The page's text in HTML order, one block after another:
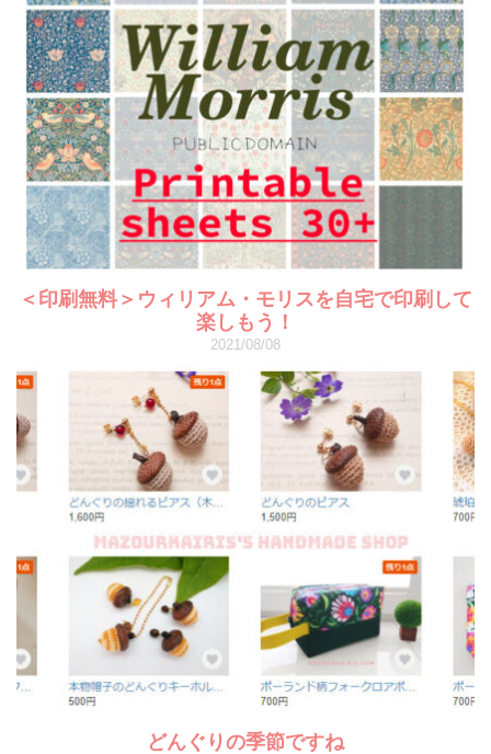
＜印刷無料＞ウィリアム・モリスを自宅で印刷して
楽しもう！
2021/08/08
どんぐりの季節ですね